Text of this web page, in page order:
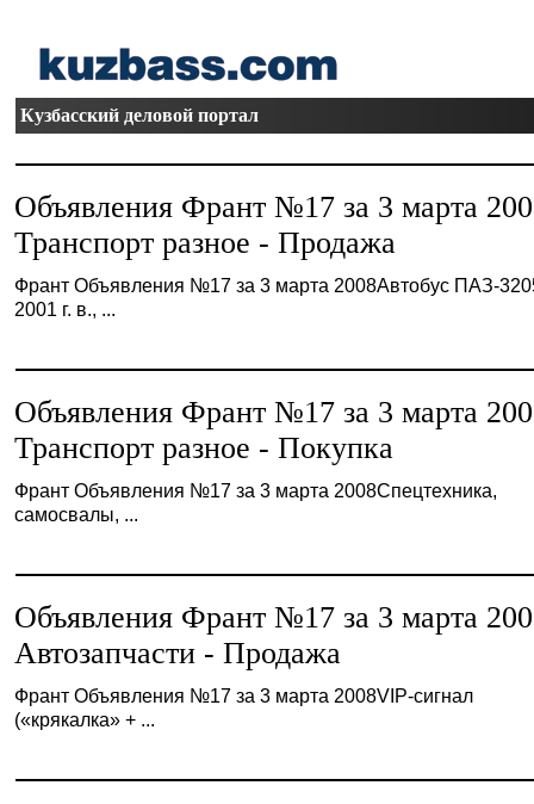
Кузбасский деловой портал
Объявления Франт №17 за 3 марта
Транспорт разное - Продажа
Франт Объявления №17 за 3 марта 2008Автобус ПАЗ-
2001 г. в., ...
Объявления Франт №17 за 3 марта
Транспорт разное - Покупка
Франт Объявления №17 за 3 марта 2008Спецтехника,
самосвалы, ...
Объявления Франт №17 за 3 марта
Автозапчасти - Продажа
Франт Объявления №17 за 3 марта 2008VIP-сигнал
(«крякалка» + ...